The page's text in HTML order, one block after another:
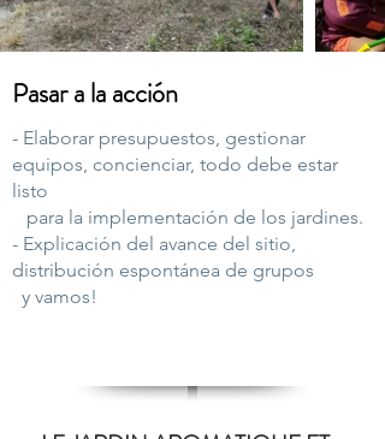
Pasar a la acción
- Elaborar presupuestos, gestionar
equipos, concienciar, todo debe estar
listo
para la implementación de los jardines.
- Explicación del avance del sitio,
distribución espontánea de grupos
y vamos!